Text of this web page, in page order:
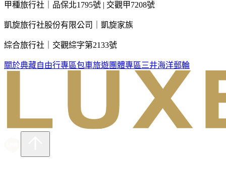
甲種旅行社｜品保北1795號 | 交觀甲7208號
凱旋旅行社股份有限公司｜凱旋家族
綜合旅行社｜交觀綜字第2133號
關於典藏自由行專區包車旅遊團體專區 三井海洋郵輪